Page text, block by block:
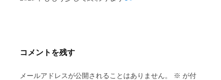
ン
コメントを残す
メールアドレスが公開されることはありません。 ※ が付